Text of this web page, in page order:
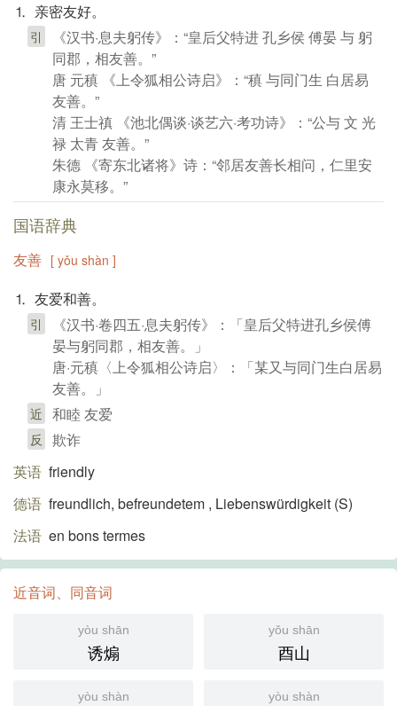
⒈ 亲密友好。
引
《汉书·息夫躬传》：“皇后父特进 孔乡侯 傅晏 与 躬
同郡，相友善。”
唐 元稹 《上令狐相公诗启》：“稹 与同门生 白居易
友善。”
清 王士禛 《池北偶谈·谈艺六·考功诗》：“公与 文 光
禄 太青 友善。”
朱德 《寄东北诸将》诗：“邻居友善长相问，仁里安
康永莫移。”
国语辞典
友善 [ yǒu shàn ]
⒈ 友爱和善。
引
《汉书·卷四五·息夫躬传》：「皇后父特进孔乡侯傅
晏与躬同郡，相友善。」
唐·元稹〈上令狐相公诗启〉：「某又与同门生白居易
友善。」
近 和睦 友爱
反
欺诈
英语 friendly
德语 freundlich, befreundetem , Liebenswürdigkeit (S)​
法语 en bons termes
近音词、同音词
yòu shān
诱煽
yǒu shān
酉山
yòu shàn yòu shàn